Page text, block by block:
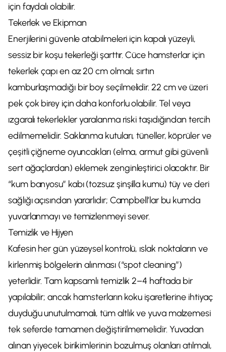
için faydalı olabilir.
Tekerlek ve Ekipman
Enerjilerini güvenle atabilmeleri için kapalı yüzeyli,
sessiz bir koşu tekerleği şarttır. Cüce hamsterlar için
tekerlek çapı en az 20 cm olmalı; sırtın
kamburlaşmadığı bir boy seçilmelidir. 22 cm ve üzeri
pek çok birey için daha konforlu olabilir. Tel veya
ızgaralı tekerlekler yaralanma riski taşıdığından tercih
edilmemelidir. Saklanma kutuları, tüneller, köprüler ve
çeşitli çiğneme oyuncakları (elma, armut gibi güvenli
sert ağaçlardan) eklemek zenginleştirici olacaktır. Bir
“kum banyosu” kabı (tozsuz şinşilla kumu) tüy ve deri
sağlığı açısından yararlıdır; Campbell’lar bu kumda
yuvarlanmayı ve temizlenmeyi sever.
Temizlik ve Hijyen
Kafesin her gün yüzeysel kontrolü, ıslak noktaların ve
kirlenmiş bölgelerin alınması (“spot cleaning”)
yeterlidir. Tam kapsamlı temizlik 2–4 haftada bir
yapılabilir; ancak hamsterların koku işaretlerine ihtiyaç
duyduğu unutulmamalı, tüm altlık ve yuva malzemesi
tek seferde tamamen değiştirilmemelidir. Yuvadan
alınan yiyecek birikimlerinin bozulmuş olanları atılmalı,